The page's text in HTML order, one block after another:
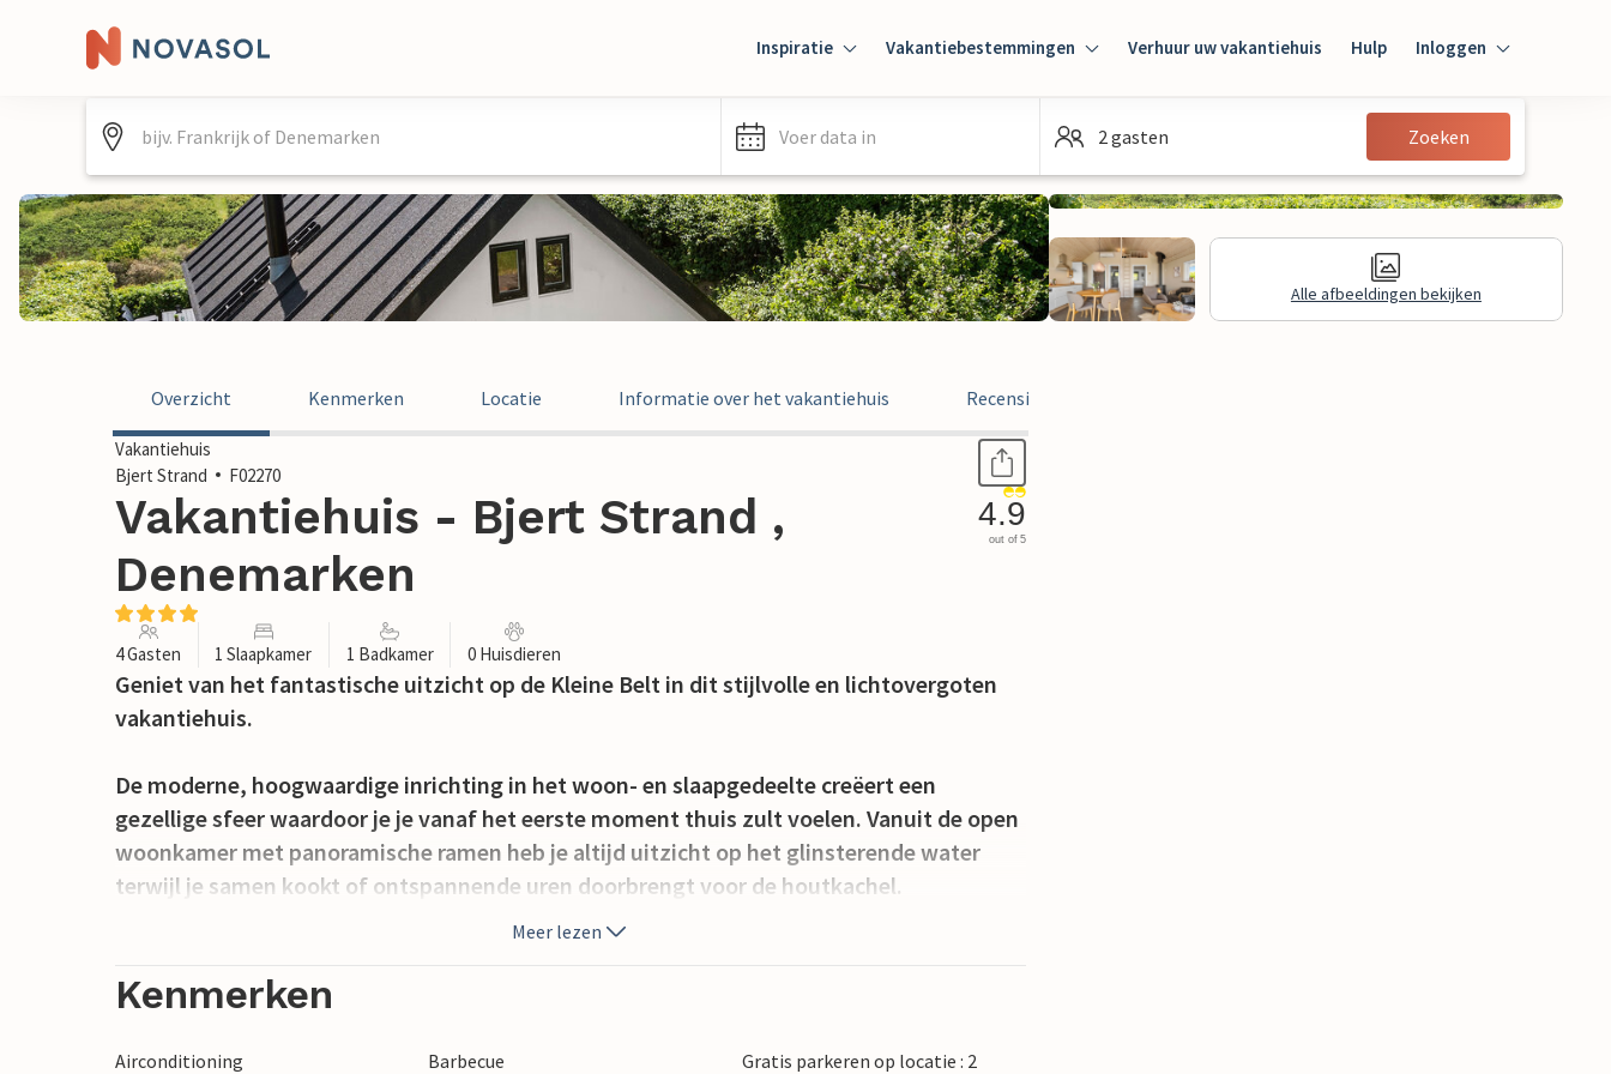
Inspiratie Vakantiebestemmingen Verhuur uw vakantiehuis Hulp Inloggen
Inloggen
Gast
Voer data in 2 gasten Zoeken
Alle afbeeldingen bekijken
Overzicht Kenmerken Locatie Informatie over het vakantiehuis Recensies
Vakantiehuis
Bjert Strand
F02270
Vakantiehuis - Bjert Strand ,
Denemarken
4.9
out of 5
4 Gasten 1 Slaapkamer 1 Badkamer 0 Huisdieren
Geniet van het fantastische uitzicht op de Kleine Belt in dit stijlvolle en lichtovergoten
vakantiehuis.
De moderne, hoogwaardige inrichting in het woon- en slaapgedeelte creëert een
gezellige sfeer waardoor je je vanaf het eerste moment thuis zult voelen. Vanuit de open
woonkamer met panoramische ramen heb je altijd uitzicht op het glinsterende water
terwijl je samen kookt of ontspannende uren doorbrengt voor de houtkachel.
ontbijt of gezellige avonden met uitzicht op zee.
Bjert Strand is een idyllisch kustgebied met rustige stranden en prachtige wandelpaden
Meer lezen
Kenmerken
Airconditioning Barbecue
Gratis parkeren op locatie : 2